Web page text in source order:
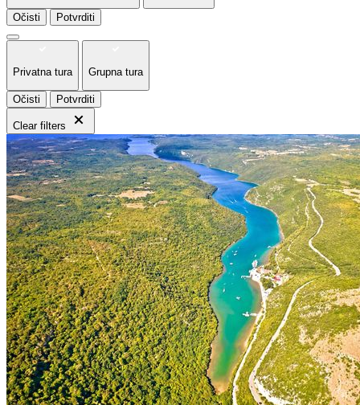
Očisti Potvrditi
Privatna tura Grupna tura
Očisti Potvrditi
Clear filters